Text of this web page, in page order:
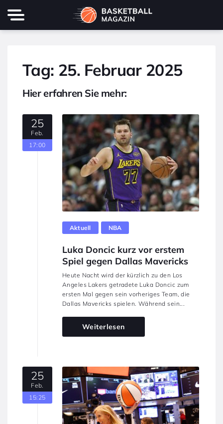
Tag: 25. Februar 2025
Hier erfahren Sie mehr:
25
Feb.
17:00
Aktuell NBA
Luka Doncic kurz vor erstem
Spiel gegen Dallas Mavericks
Heute Nacht wird der kürzlich zu den Los
Angeles Lakers getradete Luka Doncic zum
ersten Mal gegen sein vorheriges Team, die
Dallas Mavericks spielen. Während sein...
Weiterlesen
25
Feb.
15:25